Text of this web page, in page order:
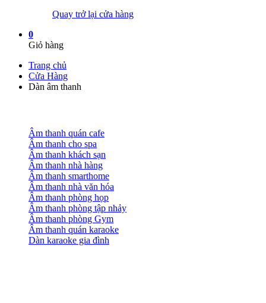
Quay trở lại cửa hàng
0
Giỏ hàng
Trang chủ
Cửa Hàng
Dàn âm thanh
Âm thanh quán cafe
Âm thanh cho spa
Âm thanh khách sạn
Âm thanh nhà hàng
Âm thanh smarthome
Âm thanh nhà văn hóa
Âm thanh phòng họp
Âm thanh phòng tập nhảy
Âm thanh phòng Gym
Âm thanh quán karaoke
Dàn karaoke gia đình